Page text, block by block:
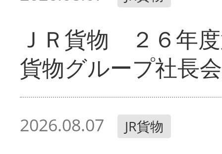
ＪＲ貨物 ２６年
貨物グループ社長
2026.08.07 JR貨物